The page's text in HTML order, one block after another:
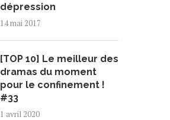
dépression
14 mai 2017
[TOP 10] Le meilleur des
dramas du moment
pour le confinement !
#33
1 avril 2020